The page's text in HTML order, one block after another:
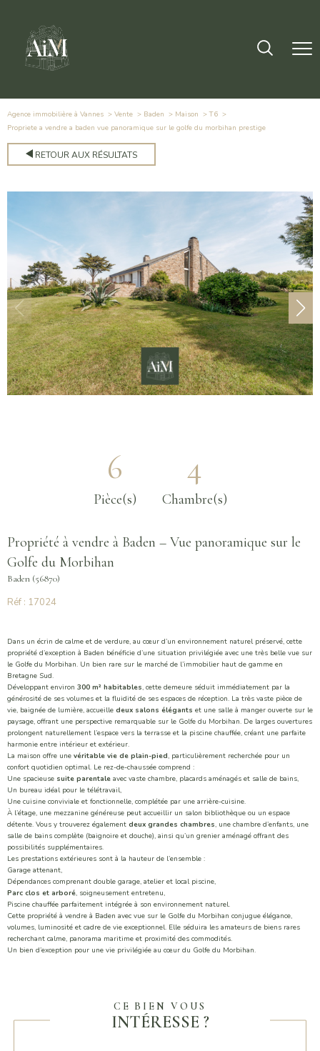
Agence immobilière à Vannes Vente Baden Maison
T6
propriete a vendre a baden vue panoramique sur le golfe du morbihan prestige
RETOUR AUX RÉSULTATS
6
Pièce(s)
4
Chambre(s)
Propriété à vendre à Baden – Vue panoramique sur le
Golfe du Morbihan
Baden (56870)
Réf : 17024
Dans un écrin de calme et de verdure, au cœur d’un environnement naturel préservé, cette
propriété d’exception à Baden bénéficie d’une situation privilégiée avec une très belle vue sur
le Golfe du Morbihan. Un bien rare sur le marché de l’immobilier haut de gamme en
Bretagne Sud.
Développant environ 300 m² habitables, cette demeure séduit immédiatement par la
générosité de ses volumes et la fluidité de ses espaces de réception. La très vaste pièce de
vie, baignée de lumière, accueille deux salons élégants et une salle à manger ouverte sur le
paysage, offrant une perspective remarquable sur le Golfe du Morbihan. De larges ouvertures
prolongent naturellement l’espace vers la terrasse et la piscine chauffée, créant une parfaite
harmonie entre intérieur et extérieur.
La maison offre une véritable vie de plain-pied, particulièrement recherchée pour un
confort quotidien optimal. Le rez-de-chaussée comprend :
Une spacieuse suite parentale avec vaste chambre, placards aménagés et salle de bains,
Un bureau idéal pour le télétravail,
Une cuisine conviviale et fonctionnelle, complétée par une arrière-cuisine.
À l’étage, une mezzanine généreuse peut accueillir un salon bibliothèque ou un espace
détente. Vous y trouverez également deux grandes chambres, une chambre d’enfants, une
salle de bains complète (baignoire et douche), ainsi qu’un grenier aménagé offrant des
possibilités supplémentaires.
Les prestations extérieures sont à la hauteur de l’ensemble :
Garage attenant,
Dépendances comprenant double garage, atelier et local piscine,
Parc clos et arboré, soigneusement entretenu,
Piscine chauffée parfaitement intégrée à son environnement naturel.
Cette propriété à vendre à Baden avec vue sur le Golfe du Morbihan conjugue élégance,
volumes, luminosité et cadre de vie exceptionnel. Elle séduira les amateurs de biens rares
recherchant calme, panorama maritime et proximité des commodités.
Un bien d’exception pour une vie privilégiée au cœur du Golfe du Morbihan.
CE BIEN VOUS
INTÉRESSE ?